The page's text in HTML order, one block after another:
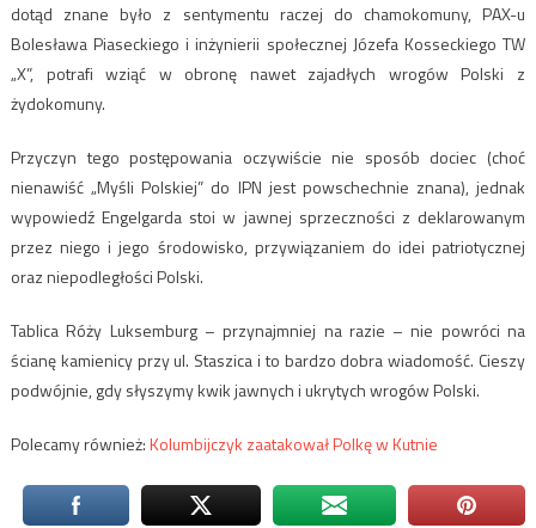
dotąd znane było z sentymentu raczej do chamokomuny, PAX-u
Bolesława Piaseckiego i inżynierii społecznej Józefa Kosseckiego TW
„X”, potrafi wziąć w obronę nawet zajadłych wrogów Polski z
żydokomuny.
Przyczyn tego postępowania oczywiście nie sposób dociec (choć
nienawiść „Myśli Polskiej” do IPN jest powschechnie znana), jednak
wypowiedź Engelgarda stoi w jawnej sprzeczności z deklarowanym
przez niego i jego środowisko, przywiązaniem do idei patriotycznej
oraz niepodległości Polski.
Tablica Róży Luksemburg – przynajmniej na razie – nie powróci na
ścianę kamienicy przy ul. Staszica i to bardzo dobra wiadomość. Cieszy
podwójnie, gdy słyszymy kwik jawnych i ukrytych wrogów Polski.
Polecamy również:Kolumbijczyk zaatakował Polkę w Kutnie